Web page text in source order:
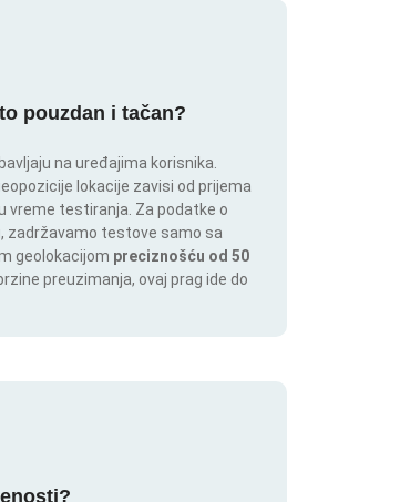
pouzdan i tačan?
na uređajima korisnika.
lokacije zavisi od prijema
vreme testiranja. Za podatke o
zadržavamo testove samo sa
geolokacijom preciznošću od 50
brzine preuzimanja, ovaj prag ide do